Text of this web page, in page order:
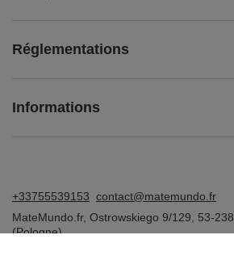
Réglementations
Informations
+33755539153 contact@matemundo.fr
MateMundo.fr, Ostrowskiego 9/129 53-238
(Pologne)